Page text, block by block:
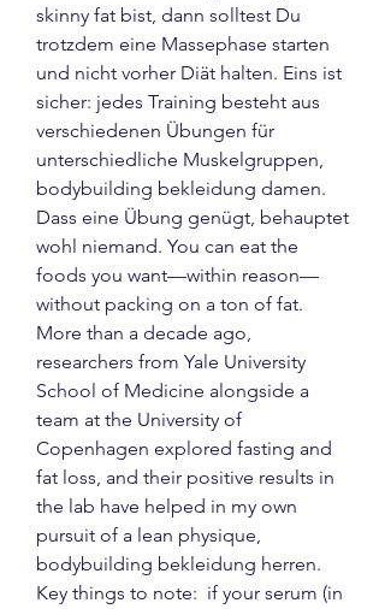
skinny fat bist, dann solltest Du
trotzdem eine Massephase starten
und nicht vorher Diät halten. Eins ist
sicher: jedes Training besteht aus
verschiedenen Übungen für
unterschiedliche Muskelgruppen,
bodybuilding bekleidung damen.
Dass eine Übung genügt, behauptet
wohl niemand. You can eat the
foods you want—within reason—
without packing on a ton of fat.
More than a decade ago,
researchers from Yale University
School of Medicine alongside a
team at the University of
Copenhagen explored fasting and
fat loss, and their positive results in
the lab have helped in my own
pursuit of a lean physique,
bodybuilding bekleidung herren.
Key things to note:  if your serum (in